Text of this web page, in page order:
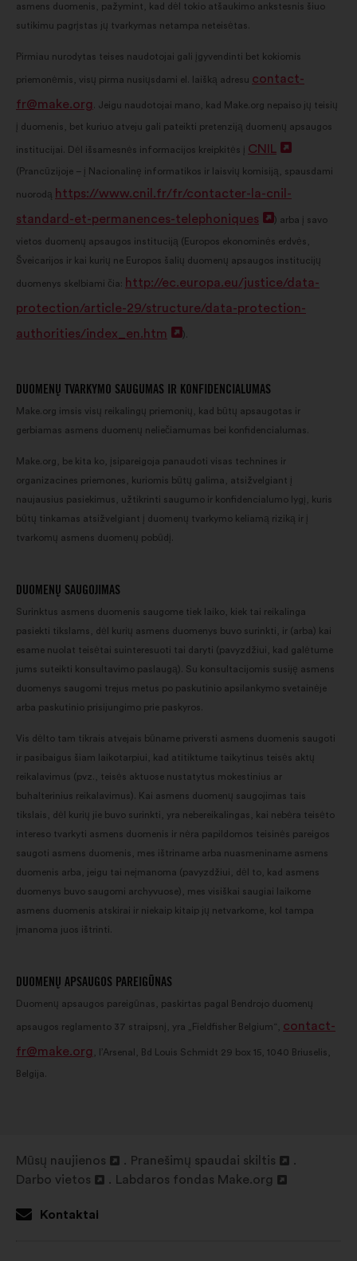
asmens duomenis, pažymint, kad dėl tokio atšaukimo ankstesnis šiuo
sutikimu pagrįstas jų tvarkymas netampa neteisėtas.
Pirmiau nurodytas teises naudotojai gali įgyvendinti bet kokiomis
priemonėmis, visų pirma nusiųsdami el. laišką adresu contact-
fr@make.org
. Jeigu naudotojai mano, kad Make.org nepaiso jų teisių
į duomenis, bet kuriuo atveju gali pateikti pretenziją duomenų apsaugos
institucijai. Dėl išsamesnės informacijos kreipkitės į CNIL
naujame
(Prancūzijoje – į Nacionalinę informatikos ir laisvių komisiją, spausdami
nuorodą https://www.cnil.fr/fr/contacter-la-cnil-
standard-et-permanences-telephoniques
Atverti
naujame
) arba į savo
vietos duomenų apsaugos instituciją (Europos ekonominės erdvės,
Šveicarijos ir kai kurių ne Europos šalių duomenų apsaugos institucijų
duomenys skelbiami čia: http://ec.europa.eu/justice/data-
protection/article-29/structure/data-protection-
authorities/index_en.htm
Atverti
skirtuke
).
DUOMENŲ TVARKYMO SAUGUMAS IR KONFIDENCIALUMAS
Make.org imsis visų reikalingų priemonių, kad būtų apsaugotas ir
gerbiamas asmens duomenų neliečiamumas bei konfidencialumas.
Make.org, be kita ko, įsipareigoja panaudoti visas technines ir
organizacines priemones, kuriomis būtų galima, atsižvelgiant į
naujausius pasiekimus, užtikrinti saugumo ir konfidencialumo lygį, kuris
būtų tinkamas atsižvelgiant į duomenų tvarkymo keliamą riziką ir į
tvarkomų asmens duomenų pobūdį.
DUOMENŲ SAUGOJIMAS
Surinktus asmens duomenis saugome tiek laiko, kiek tai reikalinga
pasiekti tikslams, dėl kurių asmens duomenys buvo surinkti, ir (arba) kai
esame nuolat teisėtai suinteresuoti tai daryti (pavyzdžiui, kad galėtume
jums suteikti konsultavimo paslaugą). Su konsultacijomis susiję asmens
duomenys saugomi trejus metus po paskutinio apsilankymo svetainėje
arba paskutinio prisijungimo prie paskyros.
Vis dėlto tam tikrais atvejais būname priversti asmens duomenis saugoti
ir pasibaigus šiam laikotarpiui, kad atitiktume taikytinus teisės aktų
reikalavimus (pvz., teisės aktuose nustatytus mokestinius ar
buhalterinius reikalavimus). Kai asmens duomenų saugojimas tais
tikslais, dėl kurių jie buvo surinkti, yra nebereikalingas, kai nebėra teisėto
intereso tvarkyti asmens duomenis ir nėra papildomos teisinės pareigos
saugoti asmens duomenis, mes ištriname arba nuasmeniname asmens
duomenis arba, jeigu tai neįmanoma (pavyzdžiui, dėl to, kad asmens
duomenys buvo saugomi archyvuose), mes visiškai saugiai laikome
asmens duomenis atskirai ir niekaip kitaip jų netvarkome, kol tampa
įmanoma juos ištrinti.
DUOMENŲ APSAUGOS PAREIGŪNAS
Duomenų apsaugos pareigūnas, paskirtas pagal Bendrojo duomenų
apsaugos reglamento 37 straipsnį, yra „Fieldfisher Belgium“, contact-
fr@make.org
, l’Arsenal, Bd Louis Schmidt 29 box 15, 1040 Briuselis,
Belgija.
Mūsų naujienos
Atverti
skirtuke
Pranešimų spaudai skiltis
Darbo vietos
naujame
Labdaros fondas Make.org
Kontaktai